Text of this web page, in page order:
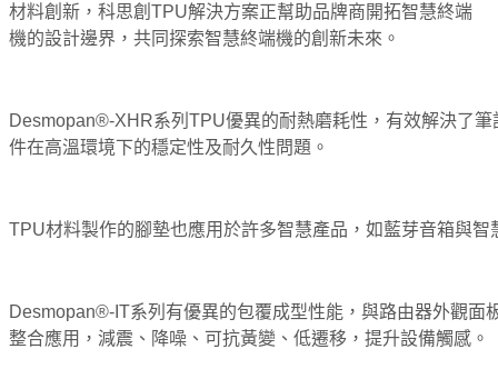
材料創新，科思創TPU解決方案正幫助品牌商開拓智慧終端
機的設計邊界，共同探索智慧終端機的創新未來。
Desmopan®-XHR系列TPU優異的耐熱磨耗性，有效解決了
件在高溫環境下的穩定性及耐久性問題。
TPU材料製作的腳墊也應用於許多智慧產品，如藍芽音箱與智
Desmopan®-IT系列有優異的包覆成型性能，與路由器外觀面
整合應用，減震、降噪、可抗黃變、低遷移，提升設備觸感。